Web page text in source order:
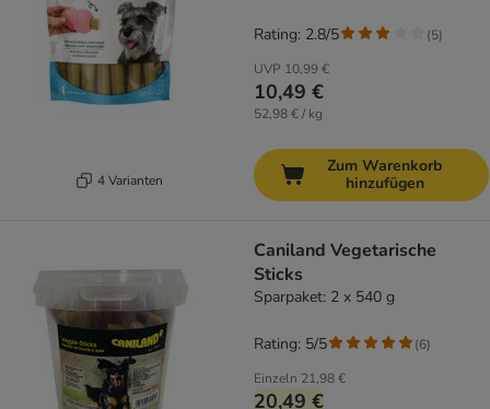
4 Varianten
UVP 10,99 €
10,49 €
52,98 € / kg
Rating: 2.8/5 (5)
Zum Warenkorb
hinzufügen
Caniland Vegetarische
Sticks
Sparpaket: 2 x 540 g
Einzeln 21,98 €
20,49 €
Rating: 5/5 (6)